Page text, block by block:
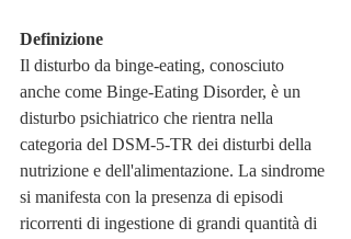
Definizione
Il disturbo da binge-eating, conosciuto
anche come Binge-Eating Disorder, è un
disturbo psichiatrico che rientra nella
categoria del DSM-5-TR dei disturbi della
nutrizione e dell'alimentazione. La sindrome
si manifesta con la presenza di episodi
ricorrenti di ingestione di grandi quantità di